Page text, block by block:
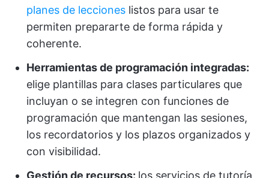
planes de lecciones listos para usar te
permiten prepararte de forma rápida y
coherente.
Herramientas de programación integradas:
elige plantillas para clases particulares que
incluyan o se integren con funciones de
programación que mantengan las sesiones,
los recordatorios y los plazos organizados y
con visibilidad.
Gestión de recursos: los servicios de tutoría